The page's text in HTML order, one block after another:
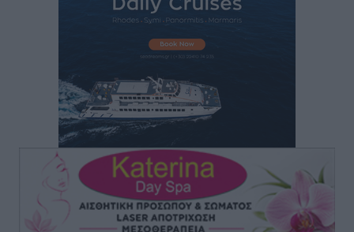
Μονή Πανορμίτη
δεν τα καθαρίσει – Πώς κινούνται δήμοι και ΠΣ,
ποιος πληρώνει τον λογαριασμό
Τοπικές Ειδήσεις• πριν 3 ώρες
Πού κινούνται οι κρατήσεις last minute σε Ελλάδα
από Γερμανούς
πριν 3 ώρες